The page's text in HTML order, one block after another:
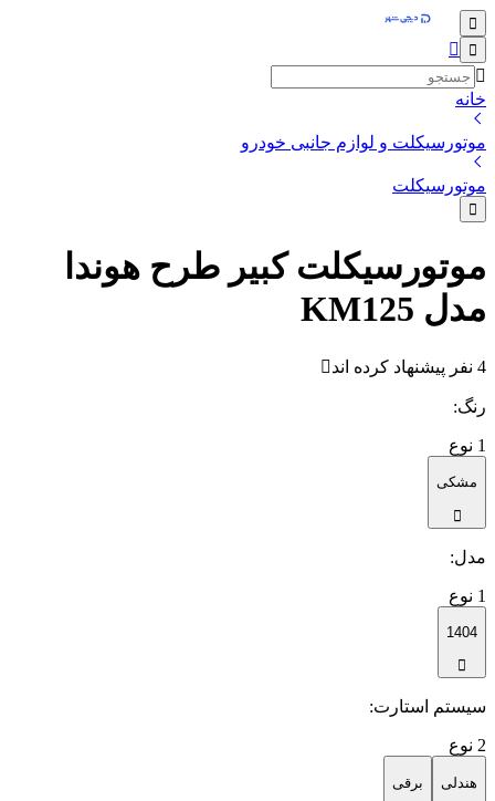
خانه
موتورسیکلت و لوازم جانبی خودرو
موتورسیکلت
موتورسیکلت کبیر طرح هوندا
مدل KM125
4 نفر پیشنهاد کرده اند
رنگ:
1 نوع
مشکی
مدل:
1 نوع
1404
سیستم استارت:
2 نوع
هندلی برقی